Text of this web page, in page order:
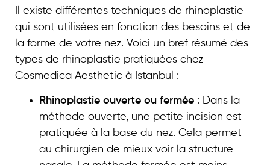
Il existe différentes techniques de rhinoplastie
qui sont utilisées en fonction des besoins et de
la forme de votre nez. Voici un bref résumé des
types de rhinoplastie pratiquées chez
Cosmedica Aesthetic à Istanbul :
Rhinoplastie ouverte ou fermée : Dans la
méthode ouverte, une petite incision est
pratiquée à la base du nez. Cela permet
au chirurgien de mieux voir la structure